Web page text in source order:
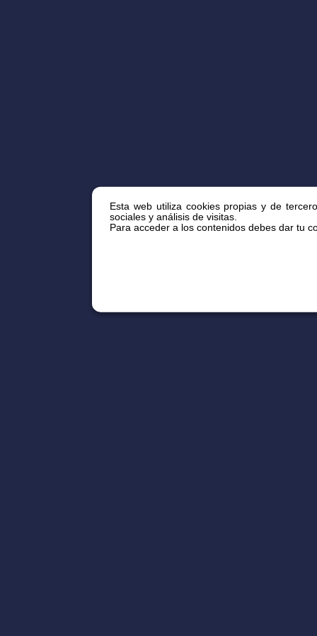
Esta web utiliza cookies propias y de
sociales y análisis de visitas.
Para acceder a los contenidos debes dar tu